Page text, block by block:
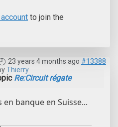
to join the
23 years 4 months ago #13388
Thierry
Re:Circuit régate
banque en Suisse...